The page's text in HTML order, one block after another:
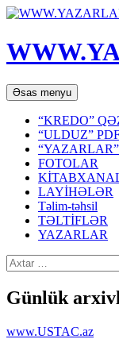
Axtar
Əsas menyu
keç
“KREDO”
“ULDUZ”
FOTOLAR
LAYİHƏLƏR
Təlim-təhsil
TƏLTİFLƏR
YAZARLAR
Axtarış:
Günlük
www.USTAC.az